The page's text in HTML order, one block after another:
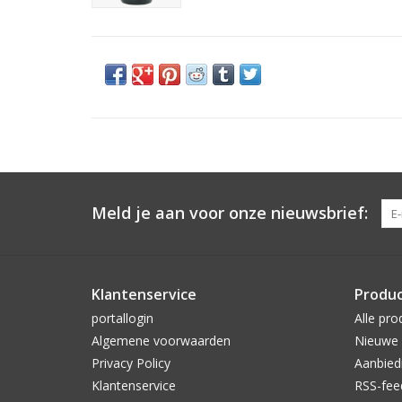
Meld je aan voor onze nieuwsbrief:
Klantenservice
portallogin
Algemene voorwaarden
Privacy Policy
Klantenservice
Alle
RSS-